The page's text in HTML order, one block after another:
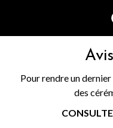
Pour rendre un
des